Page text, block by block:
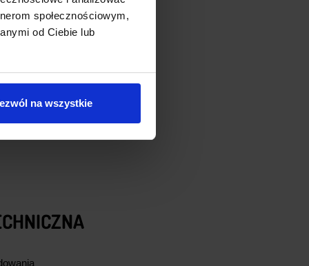
społecznościowym,
od Ciebie lub
na wszystkie